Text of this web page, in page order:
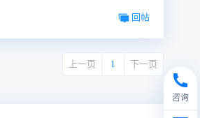
回帖
上一页 1 下一页
咨询